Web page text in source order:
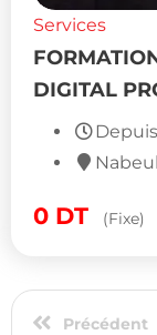
Services
DIGITAL
Nabeul
0 DT (Fixe)
Précédent